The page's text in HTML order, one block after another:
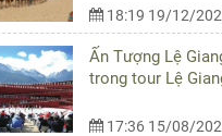
18:19 19/12/
Ấn Tượng Lệ
trong tour Lệ
17:36 15/08/